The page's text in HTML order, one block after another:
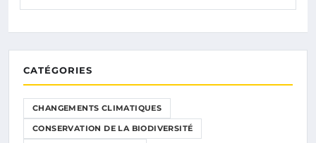
CATÉGORIES
CHANGEMENTS CLIMATIQUES
CONSERVATION DE LA BIODIVERSITÉ